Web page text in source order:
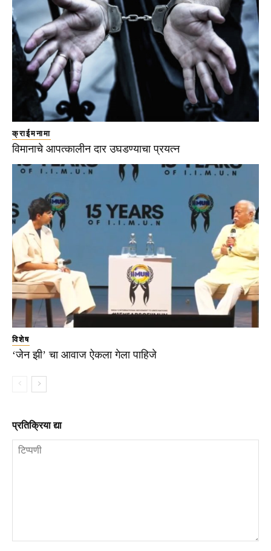
क्राईमनामा
विमानाचे आपत्कालीन दार उघडण्याचा प्रयत्न
विशेष
‘जेन झी’ चा आवाज ऐकला गेला पाहिजे
प्रतिक्रिया द्या